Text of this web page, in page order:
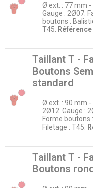
Ø ext. : 77 mm -
Gauge : 2Ø07.
boutons :
T45.
Taillant T -
Boutons
standard
Ø ext. : 90 mm -
2Ø12. Gauge :
Forme boutons
Filetage : T45.
Taillant T -
Boutons